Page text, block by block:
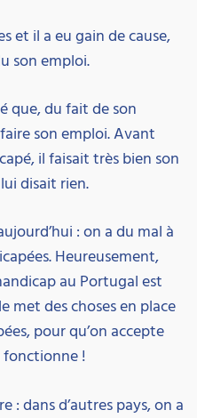
et il a eu gain de cause,
son emploi.
que, du fait de son
son emploi. Avant
il faisait très bien son
disait rien.
: on a du mal à
Heureusement,
au Portugal est
met des choses en place
pour qu’on accepte
fonctionne !
: dans d’autres pays, on a